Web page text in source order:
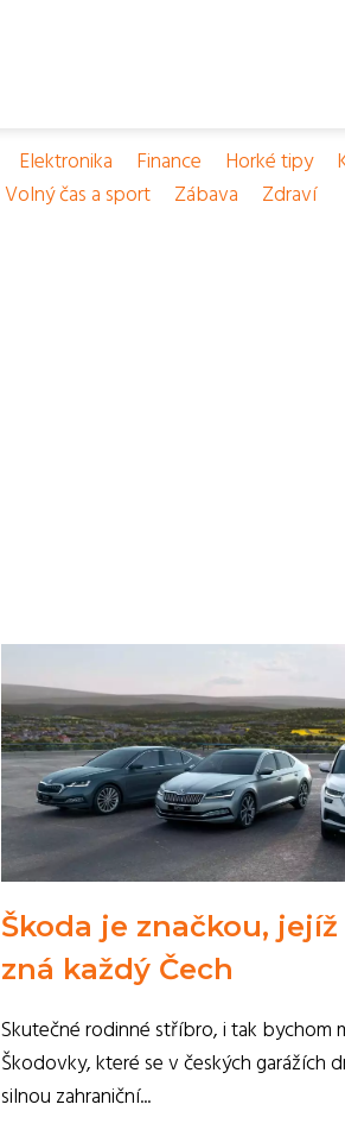
Elektronika Finance Horké tipy
Volný čas a sport Zábava Zdraví
Škoda je značkou,
zná každý Čech
Skutečné rodinné stříbro, i tak bychom
Škodovky, které se v českých garážích
silnou zahraniční...